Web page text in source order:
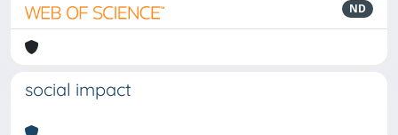
ND
social impact